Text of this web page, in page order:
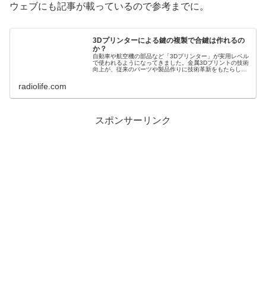
ウェブにも記事が載っているので参考までに。
3Dプリンターによる鍵の複製で合鍵は作れるの
か？
自動車や航空機の部品など「3Dプリンター」が実用レベル
で使われるようになってきました。金属3Dプリントの技術
向上が、従来のパーツや製品作りに技術革新をもたらして
radiolife.com
スポンサーリンク